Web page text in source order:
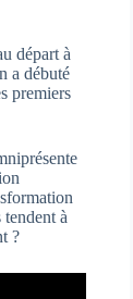
départ à
a débuté
premiers
à
?